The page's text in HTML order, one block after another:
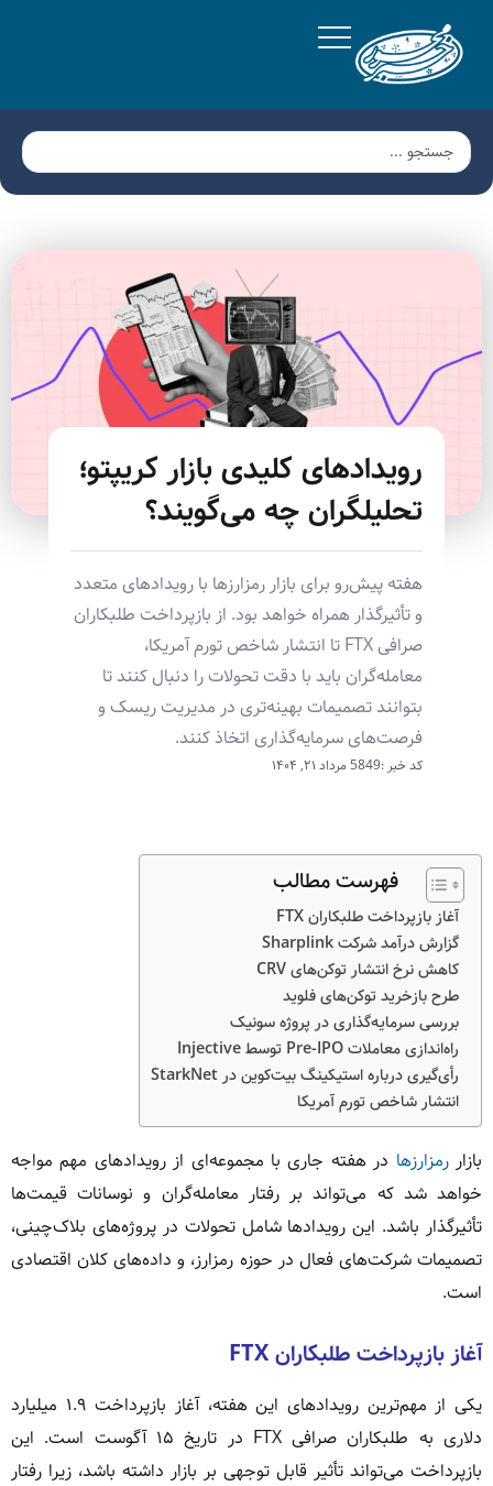
رویدادهای کلیدی بازار کریپتو؛
تحلیلگران چه می‌گویند؟
هفته پیش‌رو برای بازار رمزارزها با رویدادهای متعدد
و تأثیرگذار همراه خواهد بود. از بازپرداخت طلبکاران
صرافی FTX تا انتشار شاخص تورم آمریکا،
معامله‌گران باید با دقت تحولات را دنبال کنند تا
بتوانند تصمیمات بهینه‌تری در مدیریت ریسک و
فرصت‌های سرمایه‌گذاری اتخاذ کنند.
کد خبر :5849 مرداد ۲۱, ۱۴۰۴
فهرست مطالب
آغاز بازپرداخت طلبکاران FTX
گزارش درآمد شرکت Sharplink
کاهش نرخ انتشار توکن‌های CRV
طرح بازخرید توکن‌های فلوید
بررسی سرمایه‌گذاری در پروژه سونیک
راه‌اندازی معاملات Pre-IPO توسط Injective
رأی‌گیری درباره استیکینگ بیت‌کوین در StarkNet
انتشار شاخص تورم آمریکا
بازاررمزارزها در هفته جاری با مجموعه‌ای از رویدادهای مهم مواجه
خواهد شد که می‌تواند بر رفتار معامله‌گران و نوسانات قیمت‌ها
تأثیرگذار باشد. این رویدادها شامل تحولات در پروژه‌های بلاک‌چینی،
تصمیمات شرکت‌های فعال در حوزه رمزارز، و داده‌های کلان اقتصادی
است.
آغاز بازپرداخت طلبکاران FTX
یکی از مهم‌ترین رویدادهای این هفته، آغاز بازپرداخت ۱.۹ میلیارد
دلاری به طلبکاران صرافی FTX در تاریخ ۱۵ آگوست است. این
بازپرداخت می‌تواند تأثیر قابل توجهی بر بازار داشته باشد، زیرا رفتار